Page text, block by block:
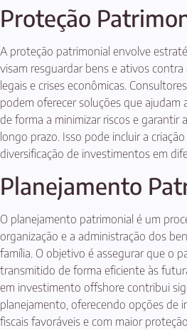
Proteção
A proteção patrimonial envolve
visam resguardar bens e ativos contra
legais e crises econômicas.
podem oferecer soluções que
de forma a minimizar riscos e garantir
longo prazo. Isso pode incluir a
diversificação de investimentos em
Planejamento
O planejamento patrimonial é um
organização e a administração dos
família. O objetivo é assegurar que o
transmitido de forma eficiente às
em investimento offshore contribui
planejamento, oferecendo opções de
fiscais favoráveis e com maior